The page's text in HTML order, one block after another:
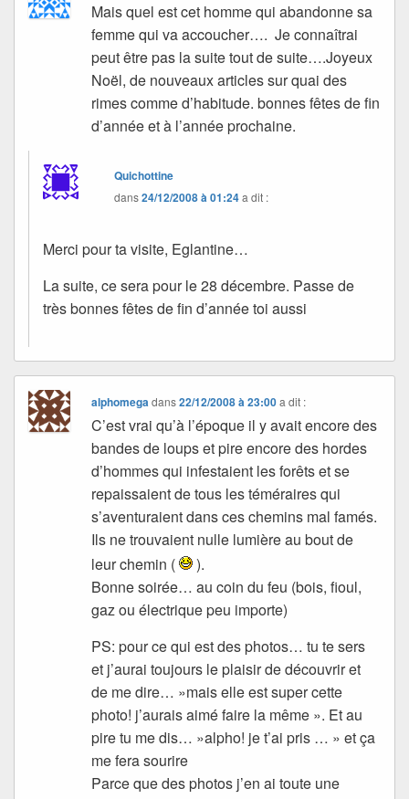
Mais quel est cet homme qui abandonne sa
femme qui va accoucher…. Je connaîtrai
peut être pas la suite tout de suite….Joyeux
Noël, de nouveaux articles sur quai des
rimes comme d’habitude. bonnes fêtes de fin
d’année et à l’année prochaine.
Quichottine
dans24/12/2008 à 01:24a dit :
Merci pour ta visite, Eglantine…
La suite, ce sera pour le 28 décembre. Passe de
très bonnes fêtes de fin d’année toi aussi
alphomegadans22/12/2008 à 23:00 a dit :
C’est vrai qu’à l’époque il y avait encore des
bandes de loups et pire encore des hordes
d’hommes qui infestaient les forêts et se
repaissaient de tous les téméraires qui
s’aventuraient dans ces chemins mal famés.
Ils ne trouvaient nulle lumière au bout de
leur chemin (
).
Bonne soirée… au coin du feu (bois, fioul,
gaz ou électrique peu importe)
PS: pour ce qui est des photos… tu te sers
et j’aurai toujours le plaisir de découvrir et
de me dire… »mais elle est super cette
photo! j’aurais aimé faire la même ». Et au
pire tu me dis… »alpho! je t’ai pris … » et ça
me fera sourire
Parce que des photos j’en ai toute une